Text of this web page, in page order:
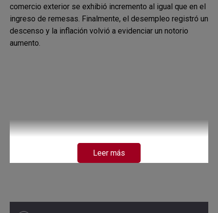
comercio exterior se exhibió incremento al igual que en el
ingreso de remesas. Finalmente, el desempleo registró un
descenso y la inflación volvió a evidenciar un notorio
aumento.
Leer más